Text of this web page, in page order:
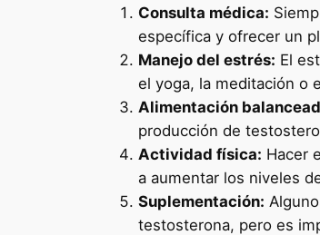
Consulta médica:
específica y ofrecer un
Manejo del estrés: El
el yoga, la meditación o
Alimentación
producción de
Actividad física: Hacer
a aumentar los niveles
Suplementación:
testosterona, pero es